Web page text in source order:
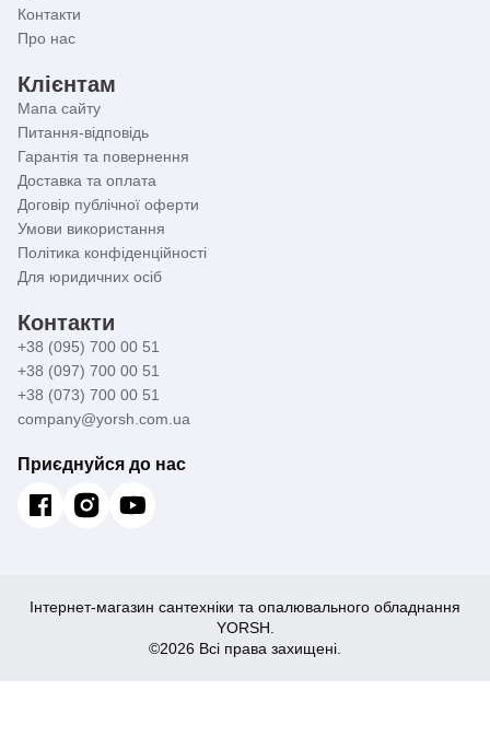
Контакти
Про нас
Клієнтам
Мапа сайту
Питання-відповідь
Гарантія та повернення
Доставка та оплата
Договір публічної оферти
Умови використання
Політика конфіденційності
Для юридичних осіб
Контакти
+38 (095) 700 00 51
+38 (097) 700 00 51
+38 (073) 700 00 51
company@yorsh.com.ua
Приєднуйся до нас
Інтернет-магазин сантехніки та опалювального обладнання
YORSH.
©2026 Всі права захищені.